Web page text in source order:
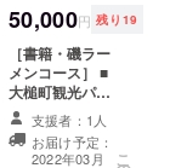
ださい。 基本
的には「〇〇県
姓名」という格
好となります。
■ 仏像オリジナ
ル手ぬぐい ■ 大
槌磯ラーメン
50,000円 残り19
［書籍・磯ラー
メンコース］ ■
大槌町観光パン
フレット ■ 仏像
ポストカード ■
修復報告書 ■ 支
支援者：1人
お届け予定：
2022年03月
こ